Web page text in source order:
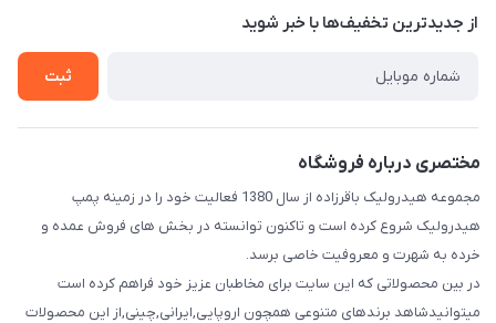
درباره ما
راهنما
از جدید‌ترین تخفیف‌ها با‌ خبر شوید
ثبت
مختصری درباره فروشگاه
مجموعه هیدرولیک باقرزاده از سال 1380 فعالیت خود را در زمینه پمپ
هیدرولیک شروع کرده است و تاکنون توانسته در بخش های فروش عمده و
خرده به شهرت و معروفیت خاصی برسد.
در بین محصولاتی که این سایت برای مخاطبان عزیز خود فراهم کرده است
میتوانیدشاهد برندهای متنوعی همچون اروپایی,ایرانی,چینی,از این محصولات